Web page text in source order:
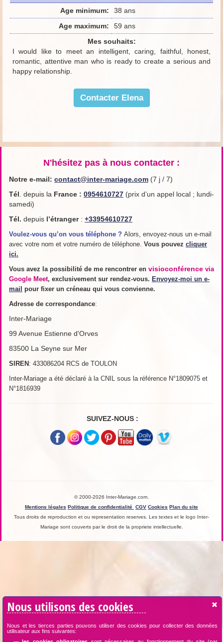
Age minimum:
38 ans
Age maximum:
59 ans
Mes souhaits:
I would like to meet an intelligent, caring, faithful, honest,
romantic, attentive man who is ready to create a serious and
happy relationship.
Contacter Elena
N'hésitez pas à nous contacter :
Notre e-mail: contact@inter-mariage.com (7 j / 7)
Tél . depuis la France : 0954610727 (prix d’un appel local ; lundi-
samedi)
Tél. depuis l’étranger: +33954610727
Voulez-vous qu’on vous téléphone ? Alors, envoyez-nous un e-mail
avec votre nom et votre numéro de téléphone. Vous pouvez cliquer
ici.
Vous avez la possibilité de me rencontrer en visioconférence via
Google Meet, exclusivement sur rendez-vous. Envoyez-moi un e-
mail pour fixer un créneau qui vous convienne.
Adresse de correspondance:
Inter-Mariage
99 Avenue Estienne d'Orves
83500 La Seyne sur Mer
SIREN : 433086204 RCS de TOULON
Inter-Mariage a été déclaré à la CNIL sous la référence N°1809075 et
N°1816939
SUIVEZ-NOUS :
© 2000-2026 Inter-Mariage.com.
Mentions légales Politique de confidentialité CGV Cookies Plan du site
Tous droits de reproduction et ou representation reserves. Les textes et le logo Inter-
Mariage sont couverts par le droit de la propriete intellectuelle.
Nous utilisons des cookies
Nous et les tierces parties pouvons utiliser des cookies pour collecter des données
utilisateur aux fins suivantes: